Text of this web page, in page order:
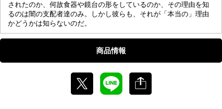
されたのか、何故食器や鏡台の形をしているのか、その理由を知
るのは闇の支配者達のみ。しかし彼らも、それが「本当の」理由
かどうかは知らないのだ。
商品情報